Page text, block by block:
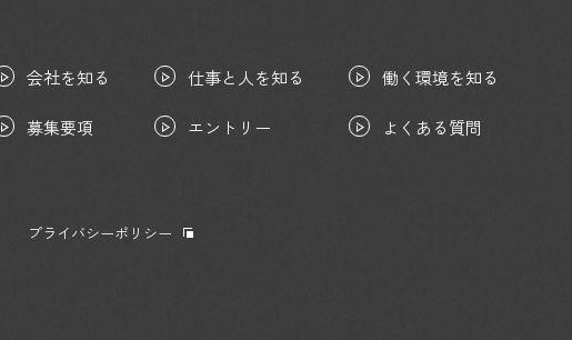
会社を知る 仕事と人を知る 働く環境を知る
募集要項 エントリー よくある質問
プライバシーポリシー